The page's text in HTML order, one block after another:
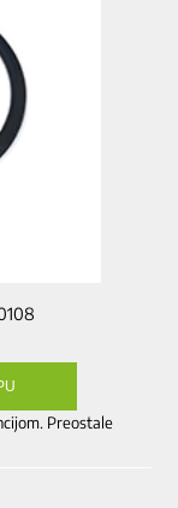
Preostale